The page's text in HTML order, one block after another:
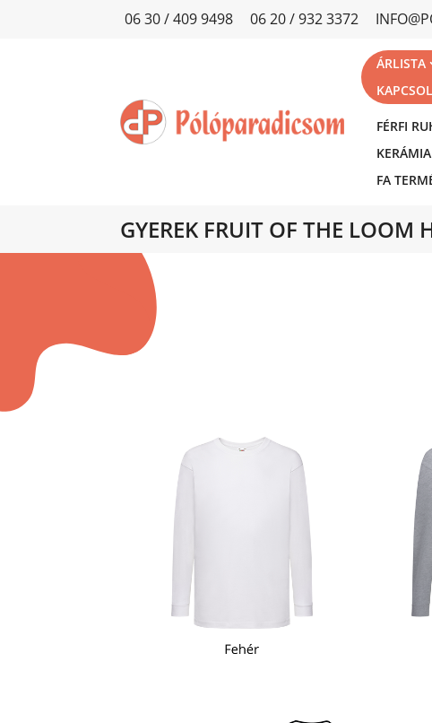
06 30 / 409 9498 06 20 / 932 3372
ÁRLISTA
FÉRFI
FA
GYEREK FRUIT OF THE LOOM